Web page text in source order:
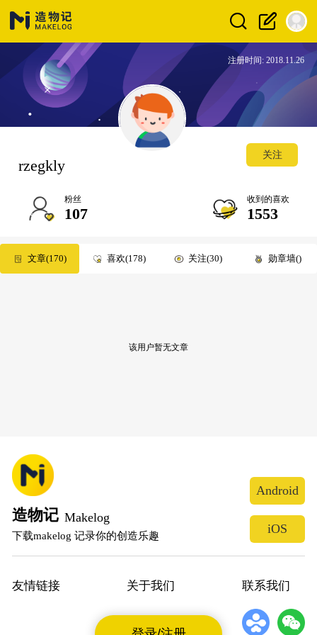
注册时间: 2018.11.26
rzegkly
关注
粉丝
107
收到的喜欢
1553
文章 170 喜欢 178 关注 30 勋章墙
该用户暂无文章
造物记 Makelog
下载makelog 记录你的创造乐趣
Android
iOS
友情链接 关于我们 联系我们